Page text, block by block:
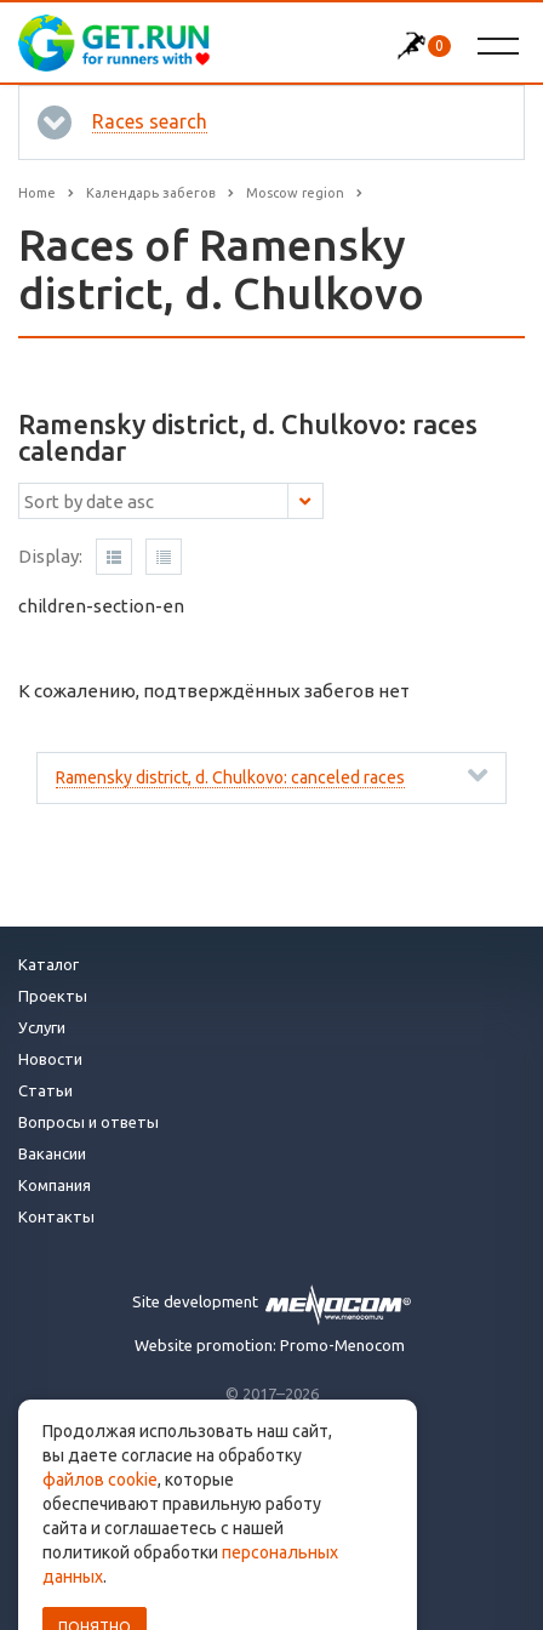
0
Races search
Home Календарь забегов Moscow region
Races of Ramensky
district, d. Chulkovo
Ramensky district, d. Chulkovo: races
calendar
Display:
children-section-en
К сожалению, подтверждённых забегов нет
Ramensky district, d. Chulkovo: canceled races
© 2017–2026
Made for runners.
By runners. With ❤
info@get.run
Каталог
Проекты
Услуги
Новости
Статьи
Вопросы и ответы
Вакансии
Компания
Контакты
Site development
Website promotion: Promo-Menocom
Продолжая использовать наш сайт,
вы даете согласие на обработку
файлов cookie, которые
обеспечивают правильную работу
сайта и соглашаетесь с нашей
политикой обработки персональных
данных.